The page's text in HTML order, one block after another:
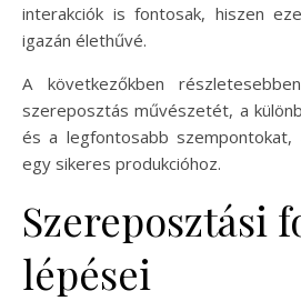
interakciók is fontosak, hiszen
igazán élethűvé.
A következőkben
szereposztás művészetét, a
és a legfontosabb szempontokat,
egy sikeres produkcióhoz.
Szereposztási
lépései